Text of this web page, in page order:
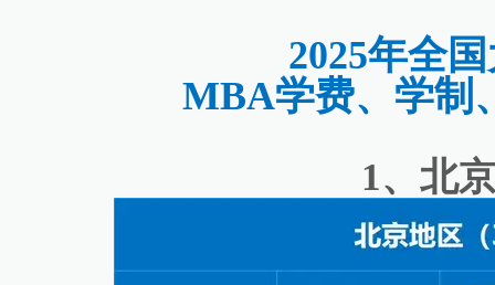
2025年全
MBA学费、学制
1、北